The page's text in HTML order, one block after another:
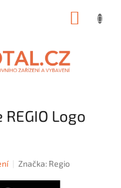
Logo
Značka: Regio